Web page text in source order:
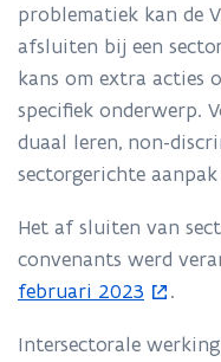
problematiek kan de
afsluiten bij een
kans om extra acties
specifiek onderwerp.
duaal leren, non-
sectorgerichte
Het af sluiten van
convenants werd
februari 2023
.
Intersectorale werking